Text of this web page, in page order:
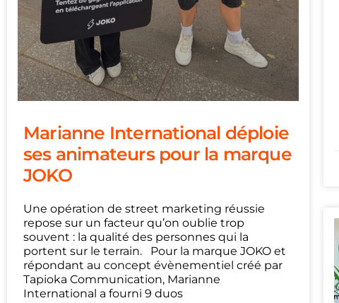
Marianne International déploie
ses animateurs pour la marque
JOKO
Une opération de street marketing réussie
repose sur un facteur qu’on oublie trop
souvent : la qualité des personnes qui la
portent sur le terrain. Pour la marque JOKO et
répondant au concept évènementiel créé par
Tapioka Communication, Marianne
International a fourni 9 duos